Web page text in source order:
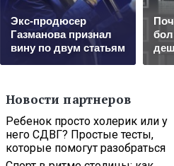
Экс-продюсер
Газманова признал
вину по двум статьям
Новости партнеров
Ребенок просто холерик или у
него СДВГ? Простые тесты,
которые помогут разобраться